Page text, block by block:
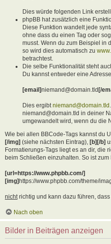
Dies würde folgenden Link
phpBB hat zusätzlich eine
Diese Funktion wandelt jede
ohne dass du einen Tag oder
musst. Wenn du zum Beispiel in
so wird dies automatisch zu
betrachtest.
Die selbe Funktionalität steht
Du kannst entweder eine
[email]niemand@domain.tld[/
Dies ergibtniemand@domain.tld
niemand@domain.tld in deiner
umgewandelt wird, wenn du die
Wie bei allen BBCode-Tags kannst du
[/img] (siehe nächsten Eintrag), [b][/b]
Formatierungs-Tags liegt es an dir, die
beim Schließen einzuhalten. So ist zum
[url=https://www.phpbb.com/]
[img]https://www.phpbb.com/theme/
nicht richtig und kann dazu führen,
Nach oben
Bilder in Beiträgen anzeigen